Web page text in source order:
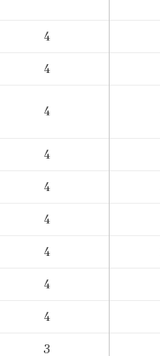
4
4
4
4
4
4
4
4
4
3